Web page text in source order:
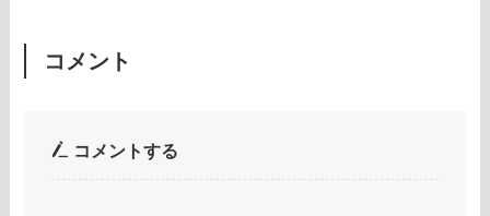
コメント
コメントする